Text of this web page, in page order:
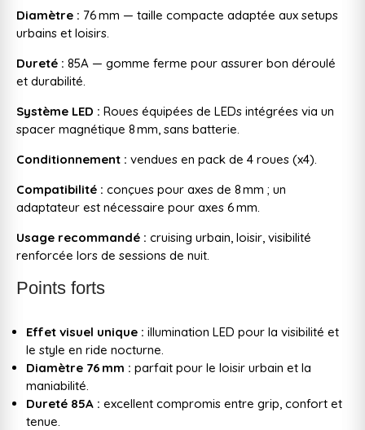
Diamètre : 76 mm — taille compacte adaptée aux setups
urbains et loisirs.
Dureté : 85A — gomme ferme pour assurer bon déroulé
et durabilité.
Système LED : Roues équipées de LEDs intégrées via un
spacer magnétique 8 mm, sans batterie.
Conditionnement : vendues en pack de 4 roues (x4).
Compatibilité : conçues pour axes de 8 mm ; un
adaptateur est nécessaire pour axes 6 mm.
Usage recommandé : cruising urbain, loisir, visibilité
renforcée lors de sessions de nuit.
Points forts
Effet visuel unique : illumination LED pour la visibilité et
le style en ride nocturne.
Diamètre 76 mm : parfait pour le loisir urbain et la
maniabilité.
Dureté 85A : excellent compromis entre grip, confort et
tenue.